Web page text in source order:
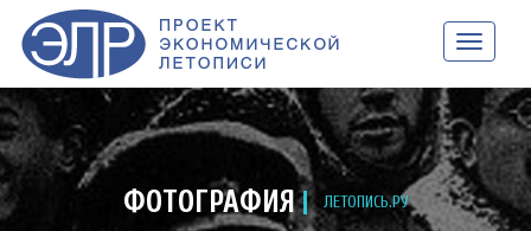
ФОТОГРАФИЯ ЛЕТОПИСЬ.РУ